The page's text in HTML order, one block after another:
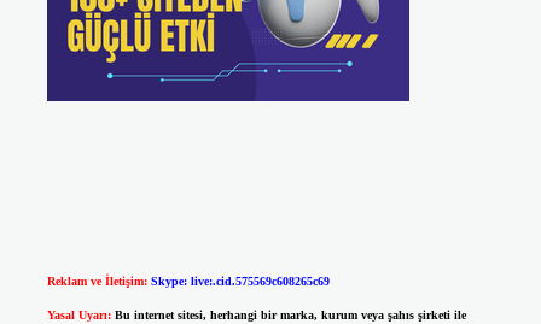
Reklam ve İletişim: Skype: live:.cid.575569c608265c69
Yasal Uyarı: Bu internet sitesi, herhangi bir marka, kurum veya şahıs şirketi ile